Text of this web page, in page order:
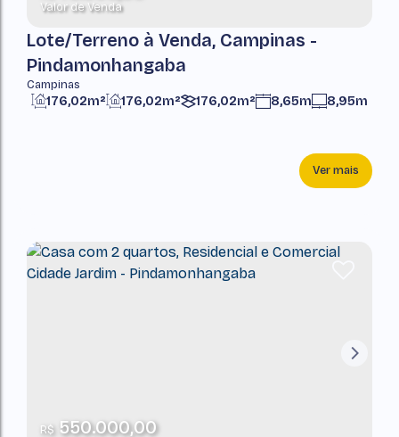
Valor de Venda
Lote/Terreno à Venda, Campinas -
Pindamonhangaba
Campinas
176,02m² 176,02m² 176,02m² 8,65m 8,95m
Ver mais
R$550.000,00